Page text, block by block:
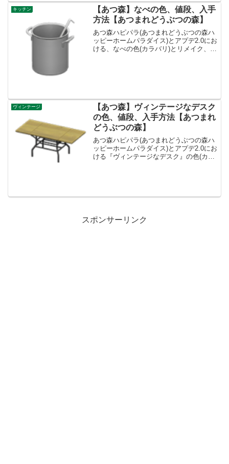
キッチン
【あつ森】なべの色、値段、入手
方法【あつまれどうぶつの森】
あつ森ハピパラ(あつまれどうぶつの森ハ
ッピーホームパラダイス)とアプデ2.0にお
ける、なべの色(カラバリ)とリメイク、種
ヴィンテージ
【あつ森】ヴィンテージなデスク
の色、値段、入手方法【あつまれ
どうぶつの森】
あつ森ハピパラ(あつまれどうぶつの森ハ
ッピーホームパラダイス)とアプデ2.0にお
ける『ヴィンテージなデスク』の色(カラ
スポンサーリンク